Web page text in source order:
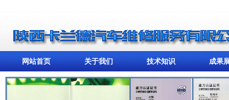
网站首页 关于我们 技术知识 成果